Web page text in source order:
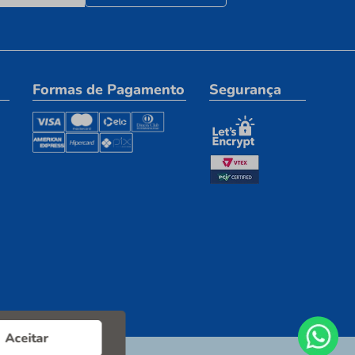
Aceitar
Formas de Pagamento Segurança